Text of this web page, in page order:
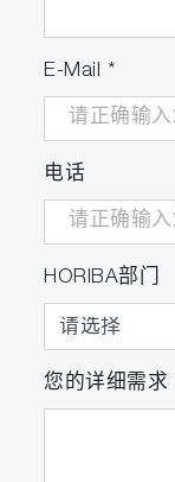
E-Mail *
电话
HORIBA部门
您的详细需求